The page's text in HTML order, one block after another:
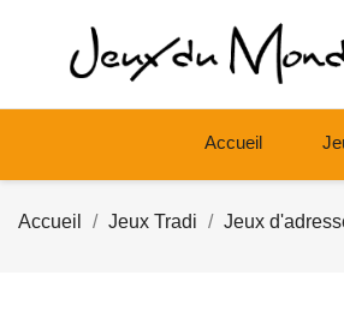
Accueil
Accueil Jeux Tradi Jeux